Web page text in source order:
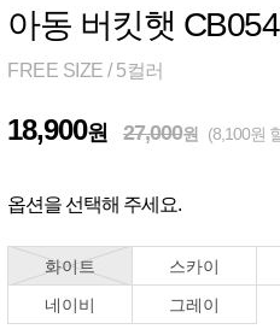
아동 버킷햇
FREE SIZE / 5컬러
18,900원 27,000원 (8,100원
옵션을 선택해 주세요.
화이트 스카이
네이비
그레이